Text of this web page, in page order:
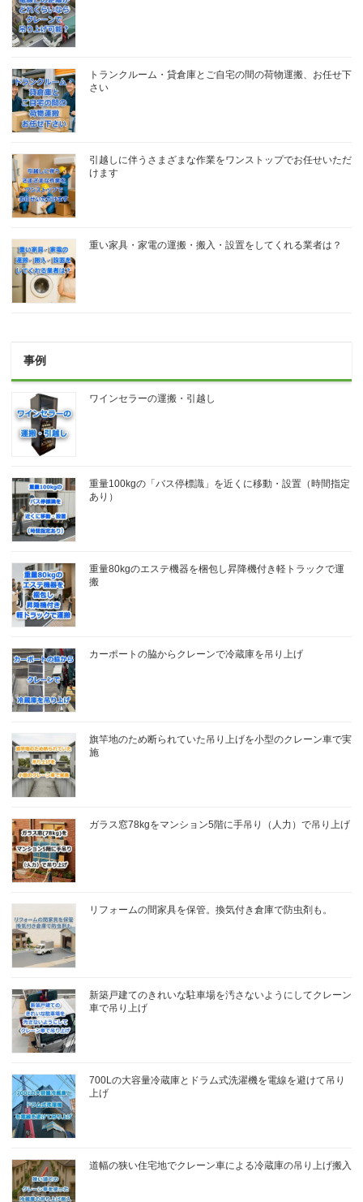
トランクルーム・貸倉庫とご自宅の間の荷物運搬、お任せ下
さい
引越しに伴うさまざまな作業をワンストップでお任せいただ
けます
重い家具・家電の運搬・搬入・設置をしてくれる業者は？
事例
ワインセラーの運搬・引越し
重量100kgの「バス停標識」を近くに移動・設置（時間指定
あり）
重量80kgのエステ機器を梱包し昇降機付き軽トラックで運
搬
カーポートの脇からクレーンで冷蔵庫を吊り上げ
旗竿地のため断られていた吊り上げを小型のクレーン車で実
施
ガラス窓78kgをマンション5階に手吊り（人力）で吊り上げ
リフォームの間家具を保管。換気付き倉庫で防虫剤も。
新築戸建てのきれいな駐車場を汚さないようにしてクレーン
車で吊り上げ
700Lの大容量冷蔵庫とドラム式洗濯機を電線を避けて吊り
上げ
道幅の狭い住宅地でクレーン車による冷蔵庫の吊り上げ搬入